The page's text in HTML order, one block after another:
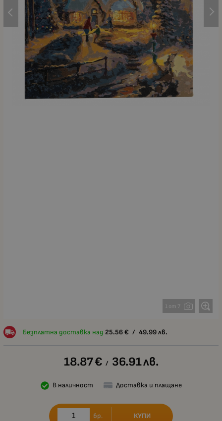
1 от 7
Безплатна доставка над 25.56 € / 49.99 лв.
18.87€ / 36.91лв.
В наличност Доставка и плащане
бр. КУПИ